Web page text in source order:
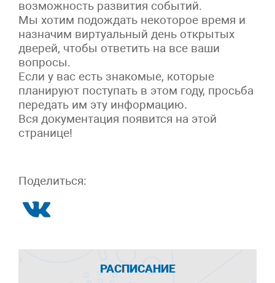
возможность развития событий.
Мы хотим подождать некоторое время и
назначим виртуальный день открытых
дверей, чтобы ответить на все ваши
вопросы.
Если у вас есть знакомые, которые
планируют поступать в этом году, просьба
передать им эту информацию.
Вся документация появится на этой
странице!
Поделиться:
РАСПИСАНИЕ